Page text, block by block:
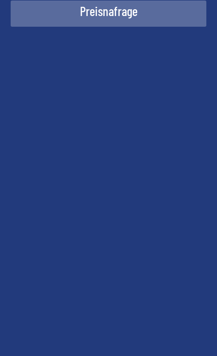
Preisnafrage